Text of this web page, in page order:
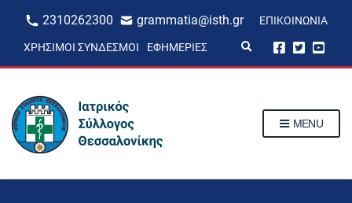
2310262300 grammatia@isth.gr ΕΠΙΚΟΙΝΩΝΊΑ
ΧΡΉΣΙΜΟΙ ΣΎΝΔΕΣΜΟΙ ΕΦΗΜΕΡΊΕΣ
p
MENU